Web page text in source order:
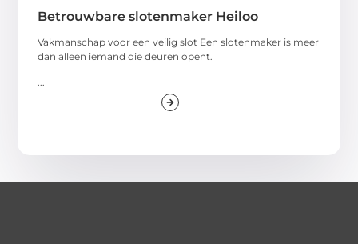
Betrouwbare slotenmaker Heiloo
Vakmanschap voor een veilig slot Een slotenmaker is meer
dan alleen iemand die deuren opent.